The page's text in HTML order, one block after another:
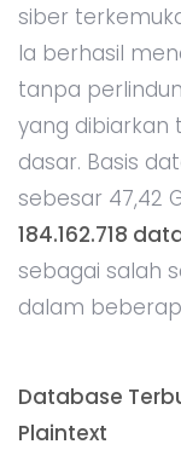
siber
Ia berhasil
tanpa
yang dibiarkan
dasar. Basis
sebesar 47,42
184.162.718
sebagai salah
dalam
Database
Plaintext